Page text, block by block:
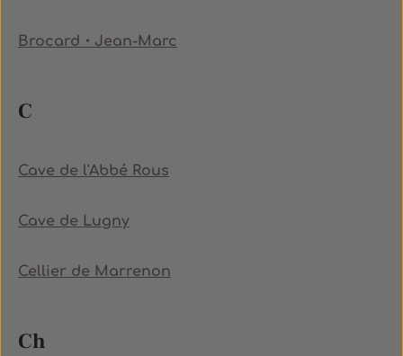
Brocard・Jean-Marc
C
Cave de l'Abbé Rous
Cave de Lugny
Cellier de Marrenon
Ch